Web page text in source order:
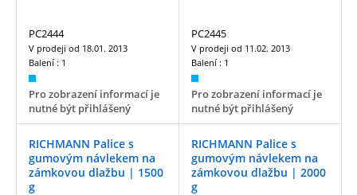
PC2444
V prodeji od 18.01. 2013
Balení : 1
Pro zobrazení informací je
nutné být přihlášený
PC2445
V prodeji od 11.02. 2013
Balení : 1
Pro zobrazení informací je
nutné být přihlášený
RICHMANN Palice s
gumovým návlekem na
zámkovou dlažbu | 1500
g
RICHMANN Palice s
gumovým návlekem na
zámkovou dlažbu | 2000
g